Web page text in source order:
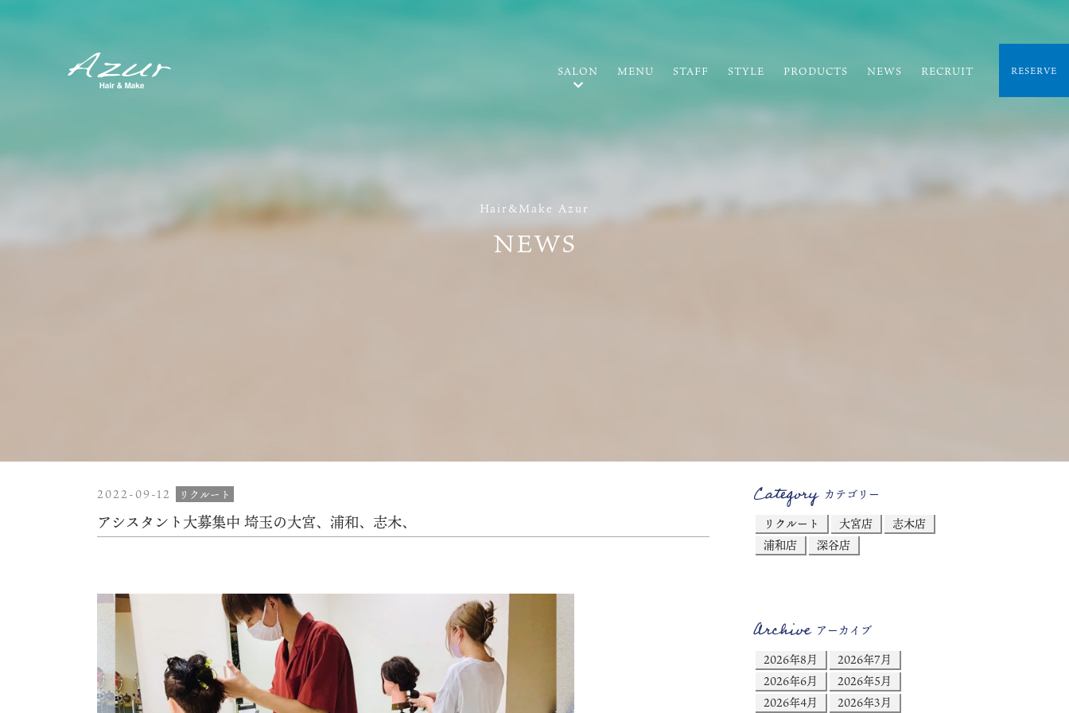
Hair&Make Azur
NEWS
SALON MENU STAFF STYLE PRODUCTS NEWS RECRUIT RESERVE
2022-09-12 リクルート
アシスタント大募集中️ 埼玉の大宮、浦和、志木、
Categoryカテゴリー
リクルート
大宮店
志木店
浦和店
深谷店
Archiveアーカイブ
2026年8月
2026年7月
2026年6月
2026年5月
2026年4月
2026年3月